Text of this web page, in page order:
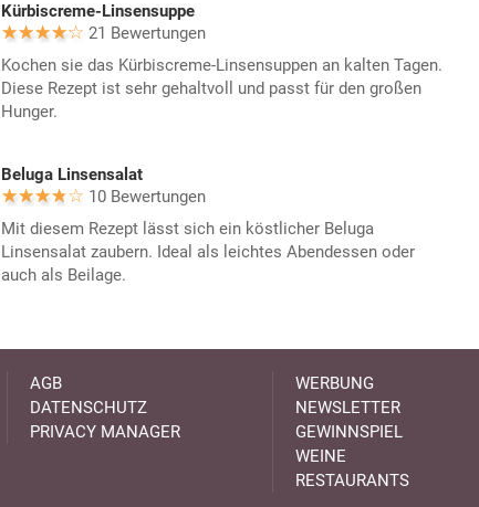
Kürbiscreme-Linsensuppe
21 Bewertungen
Kochen sie das Kürbiscreme-Linsensuppen an kalten Tagen.
Diese Rezept ist sehr gehaltvoll und passt für den großen
Hunger.
Beluga Linsensalat
10 Bewertungen
Mit diesem Rezept lässt sich ein köstlicher Beluga
Linsensalat zaubern. Ideal als leichtes Abendessen oder
auch als Beilage.
AGB
DATENSCHUTZ
PRIVACY MANAGER
WERBUNG
NEWSLETTER
GEWINNSPIEL
WEINE
RESTAURANTS